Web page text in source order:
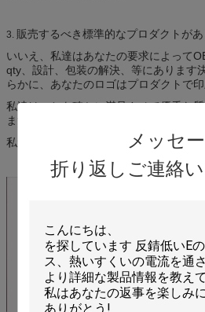
メッセ
折り返しご連絡
3. 販売するべき標準的なプロダクトがあ
いいえ、私達はあなたの要求によって
qty、設計、包装の解決、等にあります
らかに、あなたのロゴはプロダクトで
私達はことを確かに満足させて優秀な
ます、!
私達は誠意をこめてすべての顧客との